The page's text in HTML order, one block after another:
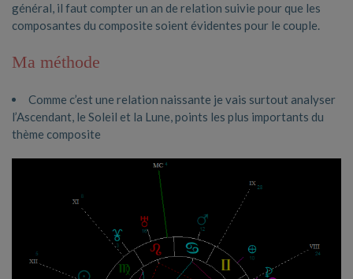
général, il faut compter un an de relation suivie pour que les
composantes du composite soient évidentes pour le couple.
Ma méthode
Comme c’est une relation naissante je vais surtout analyser
l’Ascendant, le Soleil et la Lune, points les plus importants du
thème composite